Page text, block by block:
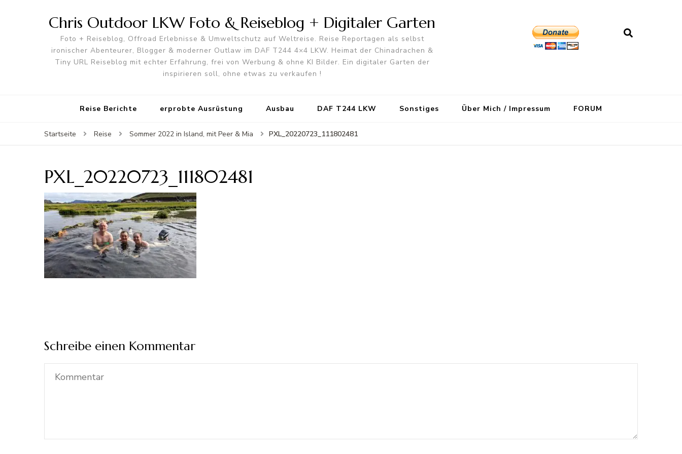
Chris Outdoor LKW Foto & Reiseblog + Digitaler Garten
Foto + Reiseblog, Offroad Erlebnisse & Umweltschutz auf Weltreise. Reise Reportagen als selbst
ironischer Abenteurer, Blogger & moderner Outlaw im DAF T244 4×4 LKW. Heimat der Chinadrachen &
Tiny URL Reiseblog mit echter Erfahrung, frei von Werbung & ohne KI Bilder. Ein digitaler Garten der
inspirieren soll, ohne etwas zu verkaufen !
Reise Berichte erprobte Ausrüstung Ausbau DAF T244 LKW Sonstiges Über Mich / Impressum FORUM
Startseite Reise Sommer 2022 in Island, mit Peer & Mia PXL_20220723_111802481
PXL_20220723_111802481
Schreibe einen Kommentar